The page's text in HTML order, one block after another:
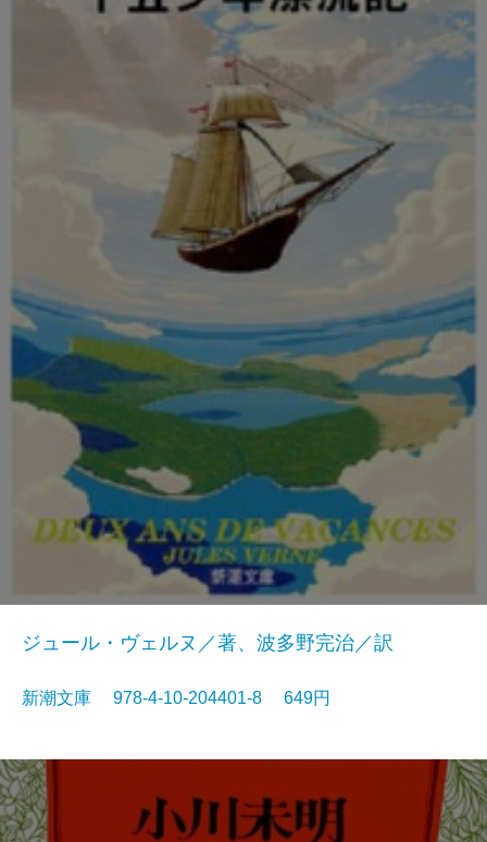
ジュール・ヴェルヌ／著、波多野完治／訳
新潮文庫 978-4-10-204401-8 649円